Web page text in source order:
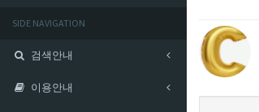
SIDE NAVIGATION
검색안내
이용안내